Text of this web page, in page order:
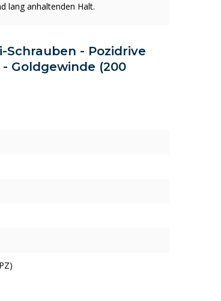
lang anhaltenden Halt.
- Pozidrive
Goldgewinde (200